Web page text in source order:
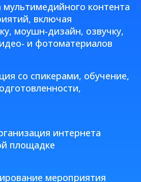
мультимедийного контента
включая
моушн-дизайн, озвучку,
и фотоматериалов
со спикерами, обучение,
интернета
площадке
мероприятия